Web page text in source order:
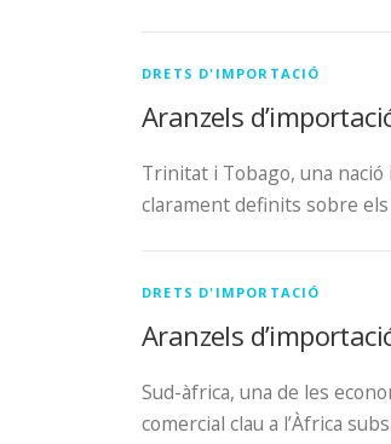
DRETS D'IMPORTACIÓ
Aranzels
Trinitat i Tobago, una
clarament definits sobre
DRETS D'IMPORTACIÓ
Aranzels
Sud-àfrica, una de les
comercial clau a l’Àfrica